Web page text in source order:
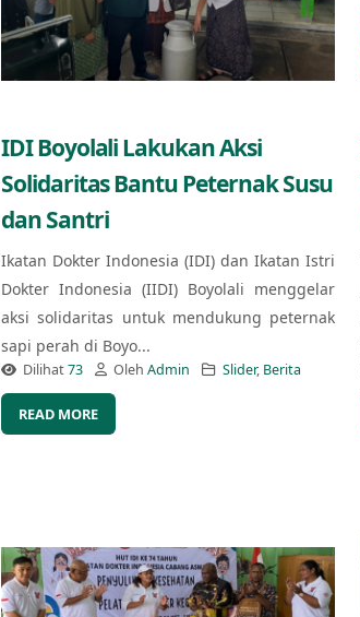
IDI Boyolali Lakukan Aksi
Solidaritas Bantu Peternak Susu
dan Santri
Ikatan Dokter Indonesia (IDI) dan Ikatan Istri
Dokter Indonesia (IIDI) Boyolali menggelar
aksi solidaritas untuk mendukung peternak
sapi perah di Boyo...
Dilihat73 Oleh Admin Slider, Berita
READ MORE